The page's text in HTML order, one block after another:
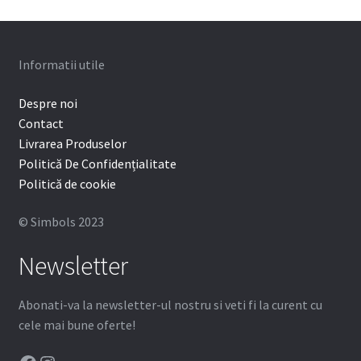
Informatii utile
Despre noi
Contact
Livrarea Produselor
Politică De Confidențialitate
Politică de cookie
© Simbols 2023
Newsletter
Abonati-va la newsletter-ul nostru si veti fi la curent cu
cele mai bune oferte!